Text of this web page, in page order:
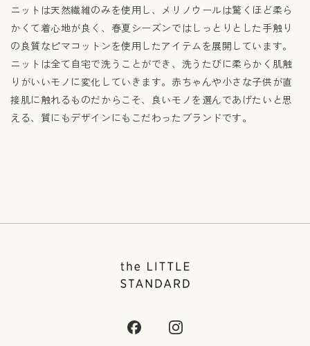
ニットは天然繊維のみを使用し、メリノウールは驚くほど柔ら
かくて着心地が良く、春夏シーズンではしっとりとした手触り
の良質なピマコットンを使用したアイテムを展開しています。
ニットは全て自宅で洗うことができ、洗うたびに柔らかく肌触
りがいいモノに変化していきます。赤ちゃんや小さな子供が直
接肌に触れるものだからこそ、良いモノを選んであげたいと思
える、質にもデザインにもこだわったブランドです。